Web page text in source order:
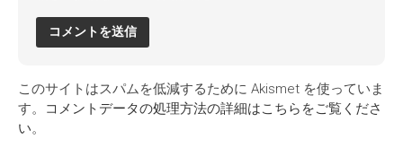
このサイトはスパムを低減するために Akismet を使っていま
す。
コメントデータの処理方法の詳細はこちらをご覧くださ
い。